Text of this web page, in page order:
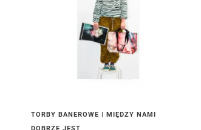
TORBY BANEROWE | MIĘDZY NAMI
DOBRZE JEST